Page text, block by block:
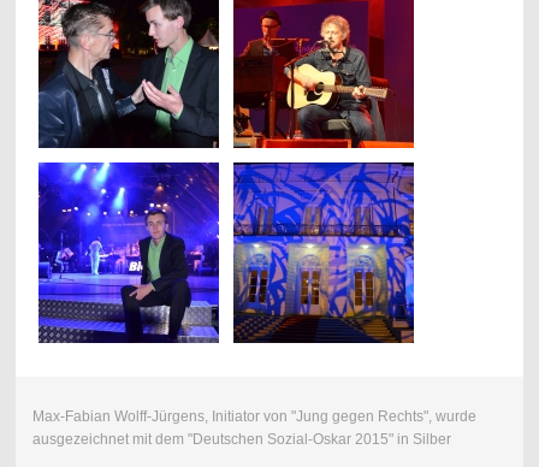
Max-Fabian Wolff-Jürgens, Initiator von "Jung gegen Rechts", wurde
ausgezeichnet mit dem "Deutschen Sozial-Oskar 2015" in Silber